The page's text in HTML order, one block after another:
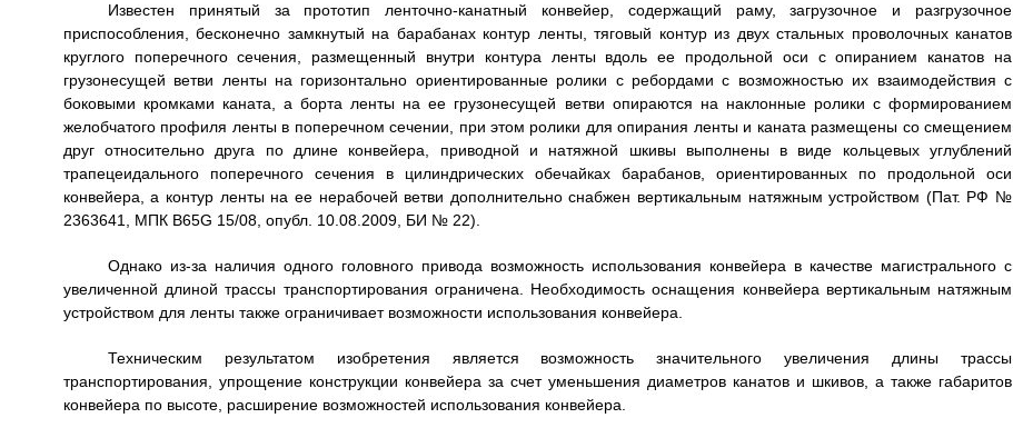
Известен принятый за прототип ленточно-канатный конвейер, содержащий раму, загрузочное и разгрузочное
приспособления, бесконечно замкнутый на барабанах контур ленты, тяговый контур из двух стальных проволочных канатов
круглого поперечного сечения, размещенный внутри контура ленты вдоль ее продольной оси с опиранием канатов на
грузонесущей ветви ленты на горизонтально ориентированные ролики с ребордами с возможностью их взаимодействия с
боковыми кромками каната, а борта ленты на ее грузонесущей ветви опираются на наклонные ролики с формированием
желобчатого профиля ленты в поперечном сечении, при этом ролики для опирания ленты и каната размещены со смещением
друг относительно друга по длине конвейера, приводной и натяжной шкивы выполнены в виде кольцевых углублений
трапецеидального поперечного сечения в цилиндрических обечайках барабанов, ориентированных по продольной оси
конвейера, а контур ленты на ее нерабочей ветви дополнительно снабжен вертикальным натяжным устройством (Пат. РФ №
2363641, МПК B65G 15/08, опубл. 10.08.2009, БИ № 22).
Однако из-за наличия одного головного привода возможность использования конвейера в качестве магистрального с
увеличенной длиной трассы транспортирования ограничена. Необходимость оснащения конвейера вертикальным натяжным
устройством для ленты также ограничивает возможности использования конвейера.
Техническим результатом изобретения является возможность значительного увеличения длины трассы
транспортирования, упрощение конструкции конвейера за счет уменьшения диаметров канатов и шкивов, а также габаритов
конвейера по высоте, расширение возможностей использования конвейера.